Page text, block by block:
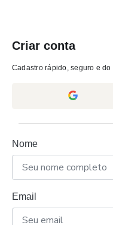
Criar conta
Cadastro rápido, seguro e do
Nome
Email